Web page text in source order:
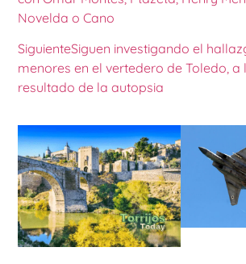
Novelda o Cano
SiguienteSiguen investigando el
menores en el vertedero de Toledo, a
resultado de la autopsia